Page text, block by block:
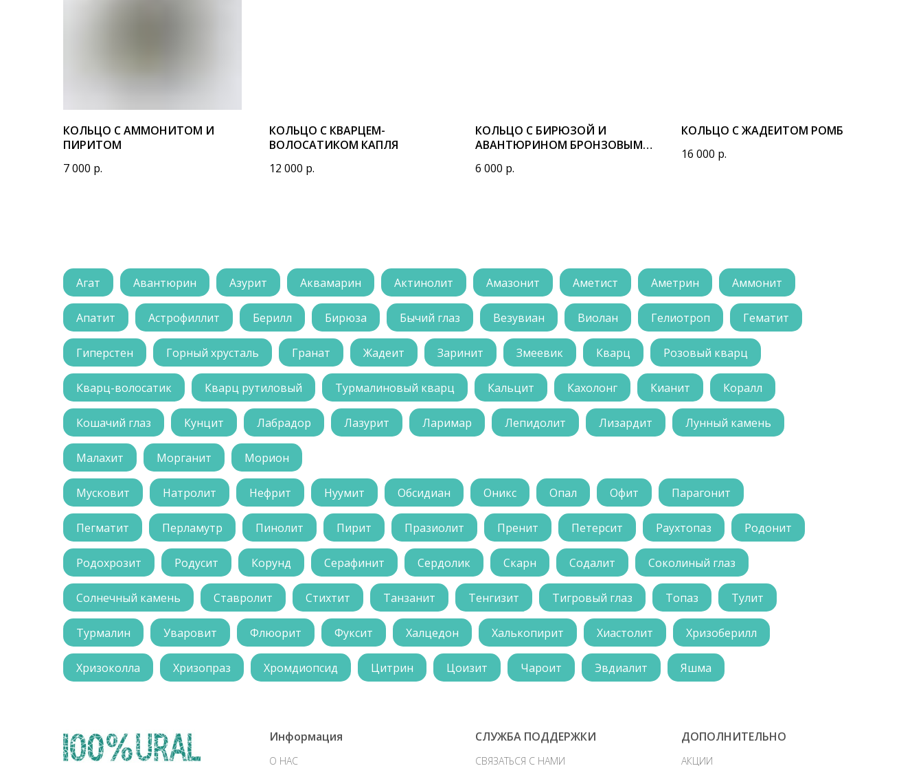
КОЛЬЦО С АММОНИТОМ И
ПИРИТОМ
7 000 р.
КОЛЬЦО С КВАРЦЕМ-
ВОЛОСАТИКОМ КАПЛЯ
12 000 р.
КОЛЬЦО С БИРЮЗОЙ И
АВАНТЮРИНОМ БРОНЗОВЫМ
6 000 р.
КОЛЬЦО С ЖАДЕИТОМ РОМБ
16 000 р.
Агат Авантюрин Азурит Аквамарин Актинолит Амазонит Аметист Аметрин Аммонит
Апатит Астрофиллит Берилл Бирюза Бычий глаз Везувиан Виолан Гелиотроп Гематит
Гиперстен Горный хрусталь Гранат Жадеит Заринит Змеевик Кварц Розовый кварц
Кварц-волосатик Кварц рутиловый Турмалиновый кварц Кальцит Кахолонг Кианит Коралл
Кошачий глаз Кунцит Лабрадор Лазурит Ларимар Лепидолит Лизардит Лунный камень
Малахит Морганит Морион
Мусковит Натролит Нефрит Нуумит Обсидиан Оникс Опал Офит Парагонит
Пегматит Перламутр Пинолит Пирит Празиолит Пренит Петерсит Раухтопаз Родонит
Родохрозит Родусит Корунд Серафинит Сердолик Скарн Содалит Соколиный глаз
Солнечный камень Ставролит Стихтит Танзанит Тенгизит Тигровый глаз Топаз Тулит
Турмалин Уваровит Флюорит Фуксит Халцедон Халькопирит Хиастолит Хризоберилл
Хризоколла Хризопраз Хромдиопсид Цитрин Цоизит Чароит Эвдиалит Яшма
Информация
О НАС
СЛУЖБА ПОДДЕРЖКИ
СВЯЗАТЬСЯ С НАМИ
ДОПОЛНИТЕЛЬНО
АКЦИИ